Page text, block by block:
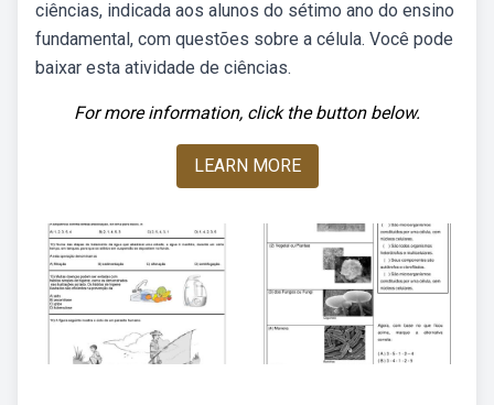
ciências, indicada aos alunos do sétimo ano do ensino
fundamental, com questões sobre a célula. Você pode
baixar esta atividade de ciências.
For more information, click the button below.
LEARN MORE